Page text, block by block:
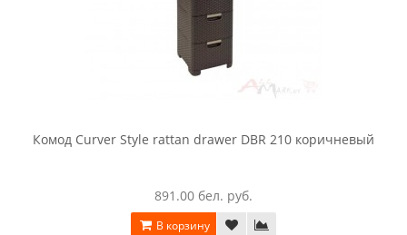
Комод Curver Style rattan drawer DBR 210 коричневый
891.00 бел. руб.
В корзину